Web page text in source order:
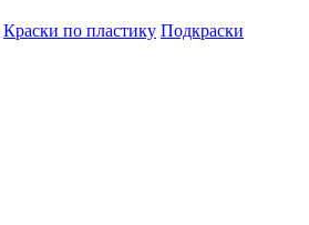
Краски по пластику Подкраски